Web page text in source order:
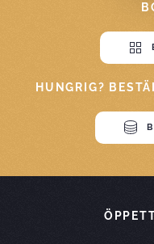
HUNGRIG?